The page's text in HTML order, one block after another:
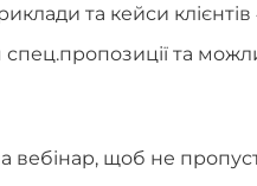
та кейси
та
вебінар, щоб не